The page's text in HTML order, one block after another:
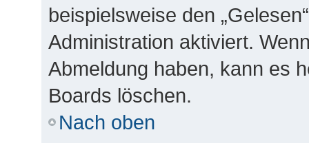
beispielsweise den
Administration aktiviert.
Abmeldung haben, kann es
Boards löschen.
Nach oben